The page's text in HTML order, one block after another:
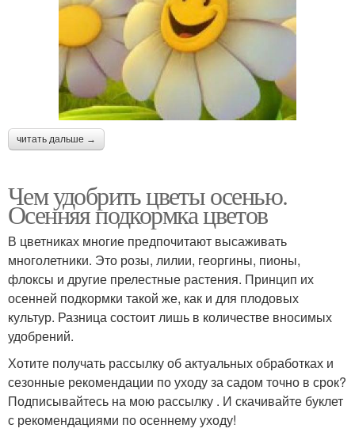
читать дальше →
Чем удобрить цветы осенью.
Осенняя подкормка цветов
В цветниках многие предпочитают высаживать
многолетники. Это розы, лилии, георгины, пионы,
флоксы и другие прелестные растения. Принцип их
осенней подкормки такой же, как и для плодовых
культур. Разница состоит лишь в количестве вносимых
удобрений.
Хотите получать рассылку об актуальных обработках и
сезонные рекомендации по уходу за садом точно в срок?
Подписывайтесь на мою рассылку . И скачивайте буклет
с рекомендациями по осеннему уходу!